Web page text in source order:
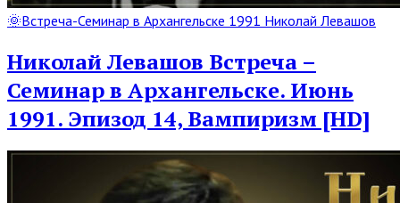
Read
Post
🌞Встреча-Семинар в Архангельске 1991 Николай Левашов
Николай Левашов Встреча –
Семинар в Архангельске. Июнь
1991. Эпизод 14, Вампиризм [HD]